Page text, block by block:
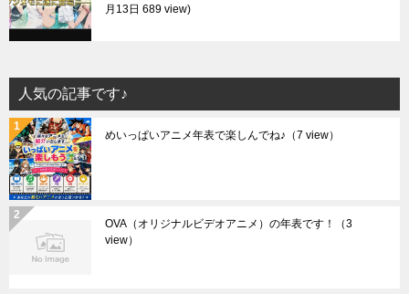
月13日 689 view
人気の記事です♪
めいっぱいアニメ年表で楽しんでね♪ （7 view）
OVA（オリジナルビデオアニメ）の年表です！
（3
view）